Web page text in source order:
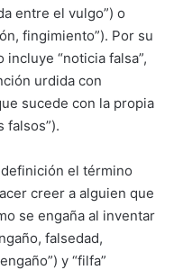
entre el vulgo”) o
fingimiento”). Por su
incluye “noticia falsa”,
urdida con
sucede con la propia
falsos”).
el término
creer a alguien que
se engaña al inventar
falsedad,
y “filfa”